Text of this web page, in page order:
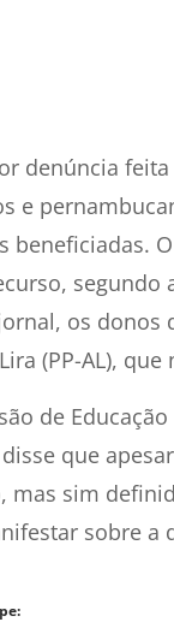
denúncia
e
os
(PP-AL),
de
que
mas sim
sobre a